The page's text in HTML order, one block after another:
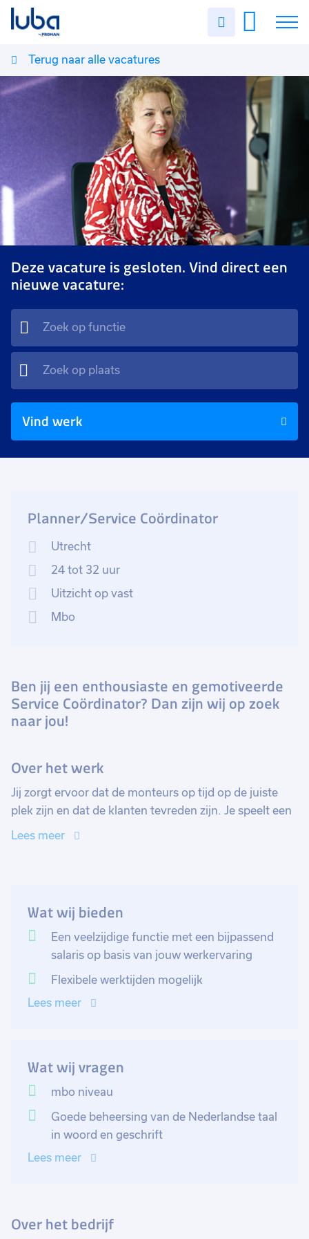
Uren
Vacatures
Voor werkgevers
Contact
Terug naar alle vacatures
Deze vacature is gesloten. Vind direct een
nieuwe vacature:
Vind werk
Planner/Service Coördinator
Utrecht
24 tot 32 uur
Uitzicht op vast
Mbo
Ben jij een enthousiaste en gemotiveerde
Service Coördinator? Dan zijn wij op zoek
naar jou!
Over het werk
Jij zorgt ervoor dat de monteurs op tijd op de juiste
plek zijn en dat de klanten tevreden zijn. Je speelt een
cruciale rol in het waarborgen van de
en dat de levering en installatie van de apparatuur
vlekkeloos verloopt. Soms behoort een bezoek aan de
praktijk van de klant ook tot jouw
verantwoordelijkheden. Door jouw inzet en
coördinatie zorg je ervoor dat de klanten tevreden zijn
en blijven.
Lees meer
Wat wij bieden
Een veelzijdige functie met een bijpassend
salaris op basis van jouw werkervaring
Flexibele werktijden mogelijk
Lees meer
Wat wij vragen
mbo niveau
Goede beheersing van de Nederlandse taal
in woord en geschrift
Lees meer
Over het bedrijf